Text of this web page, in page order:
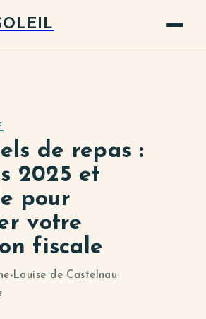
de repas :
2025 et
pour
votre
fiscale
Louise de Castelnau·